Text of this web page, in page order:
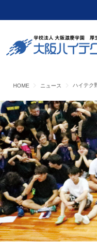
HOME ニュース ハイテク